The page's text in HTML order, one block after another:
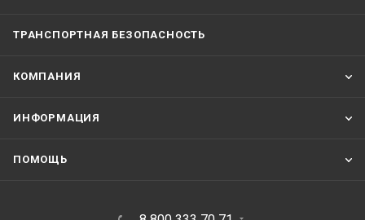
ТРАНСПОРТНАЯ БЕЗОПАСНОСТЬ
КОМПАНИЯ
ИНФОРМАЦИЯ
ПОМОЩЬ